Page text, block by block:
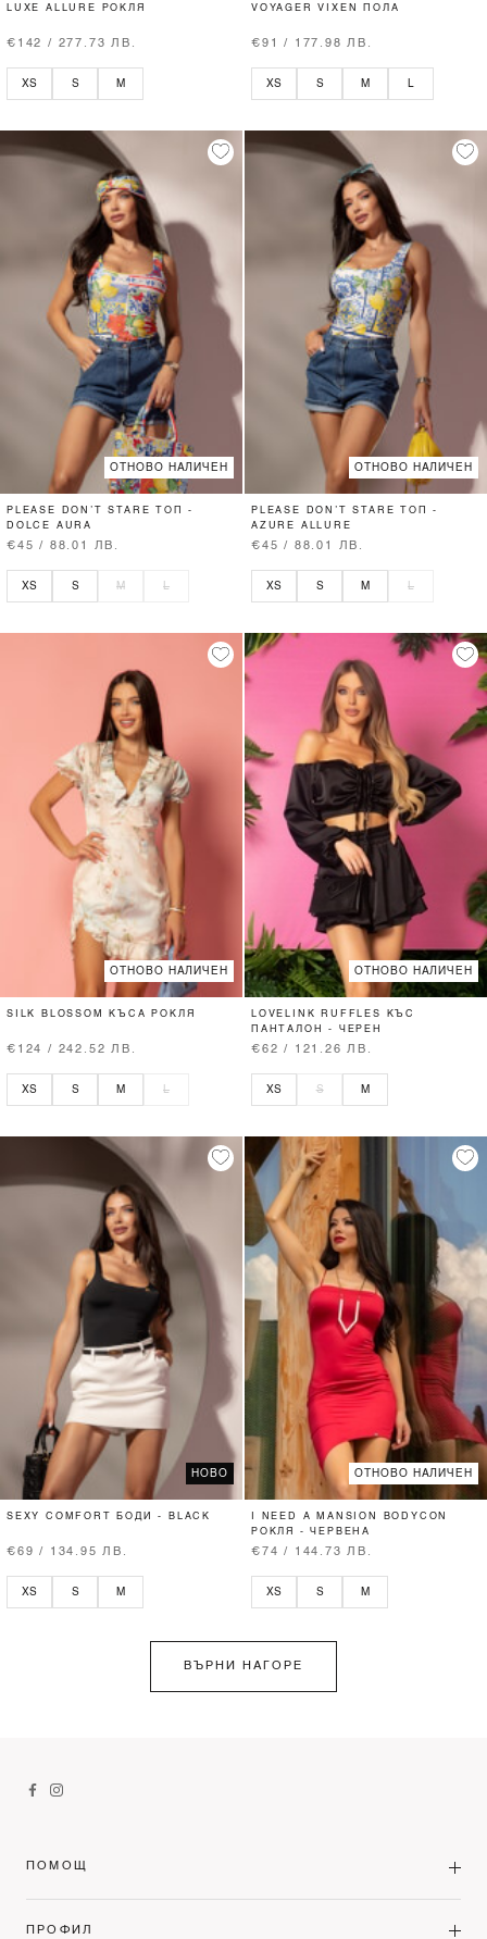
LUXE ALLURE РОКЛЯ
€142 / 277.73 ЛВ.
XS S M
VOYAGER VIXEN ПОЛА
€91 / 177.98 ЛВ.
XS S M
ОТНОВО НАЛИЧЕН
PLEASE DON’T STARE ТОП -
DOLCE AURA
€45 / 88.01 ЛВ.
XS S M L
ОТНОВО НАЛИЧЕН
PLEASE DON’T STARE ТОП -
AZURE ALLURE
€45 / 88.01 ЛВ.
XS S M L
ОТНОВО НАЛИЧЕН
SILK BLOSSOM КЪСА РОКЛЯ
€124 / 242.52 ЛВ.
XS S M L
ОТНОВО НАЛИЧЕН
LOVELINK RUFFLES КЪС
ПАНТАЛОН - ЧЕРЕН
€62 / 121.26 ЛВ.
XS S M
НОВО
SEXY COMFORT БОДИ - BLACK
€69 / 134.95 ЛВ.
XS S M
ОТНОВО НАЛИЧЕН
I NEED A MANSION BODYCON
РОКЛЯ - ЧЕРВЕНА
€74 / 144.73 ЛВ.
XS S M
ВЪРНИ НАГОРЕ
ПОМОЩ
ПРОФИЛ